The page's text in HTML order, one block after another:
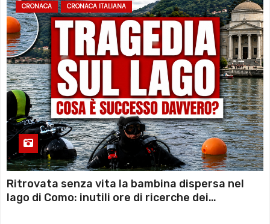
CRONACA CRONACA ITALIANA
Ritrovata senza vita la bambina dispersa nel
lago di Como: inutili ore di ricerche dei